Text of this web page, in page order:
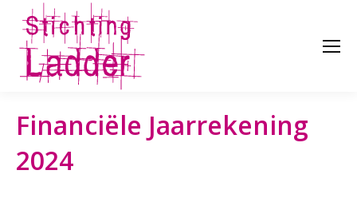
Financiële Jaarrekening
2024